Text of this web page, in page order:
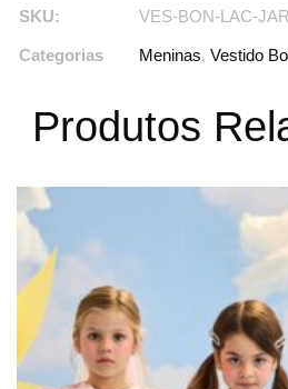
SKU: VES-BON-LAC-JAR
Categorias Meninas, Vestido
Produtos